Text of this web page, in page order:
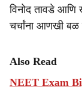
विनोद तावडे आणि
चर्चांना आणखी
Also Read
NEET Exam